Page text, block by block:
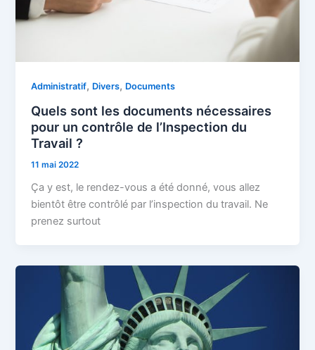
Administratif, Divers, Documents
Quels sont les documents nécessaires
pour un contrôle de l’Inspection du
Travail ?
11 mai 2022
Ça y est, le rendez-vous a été donné, vous allez
bientôt être contrôlé par l’inspection du travail. Ne
prenez surtout